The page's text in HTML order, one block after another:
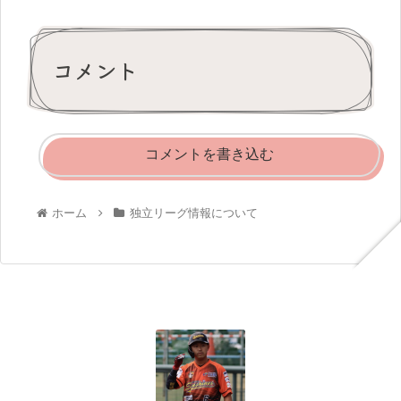
コメント
コメントを書き込む
ホーム 独立リーグ情報について